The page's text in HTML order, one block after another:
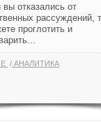
вы отказались от
рассуждений,
проглотить и
АНАЛИТИКА